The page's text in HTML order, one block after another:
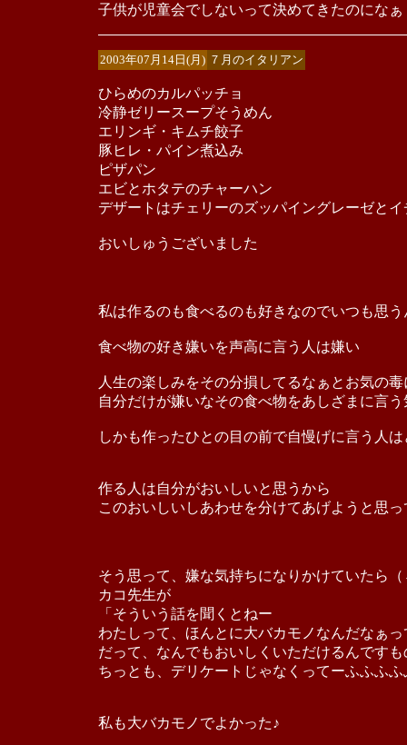
子供が児童会でしないって決めてきたのになぁ
2003年07月14日(月) ７月のイタリアン
ひらめのカルパッチョ
冷静ゼリースープそうめん
エリンギ・キムチ餃子
豚ヒレ・パイン煮込み
ピザパン
エビとホタテのチャーハン
デザートはチェリーのズッパイングレーゼと
おいしゅうございました
私は作るのも食べるのも好きなのでいつも思う
食べ物の好き嫌いを声高に言う人は嫌い
人生の楽しみをその分損してるなぁとお気の
自分だけが嫌いなその食べ物をあしざまに言
しかも作ったひとの目の前で自慢げに言う人
作る人は自分がおいしいと思うから
このおいしいしあわせを分けてあげようと思
そう思って、嫌な気持ちになりかけていたら
カコ先生が
「そういう話を聞くとねー
わたしって、ほんとに大バカモノなんだなぁ
だって、なんでもおいしくいただけるんですも
ちっとも、デリケートじゃなくってーふふふ
私も大バカモノでよかった♪